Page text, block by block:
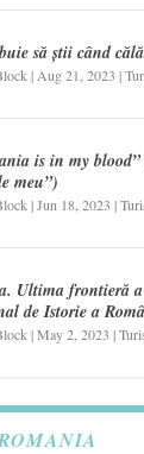
să știi când
| Aug 21, 2023 |
is in my
meu”)
|Jun 18, 2023 |
Ultima frontieră
de Istorie a
|May 2, 2023 |